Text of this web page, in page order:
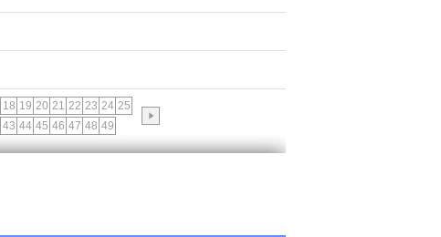
18 19 20 21 22 23 24 25
43 44 45 46 47 48 49